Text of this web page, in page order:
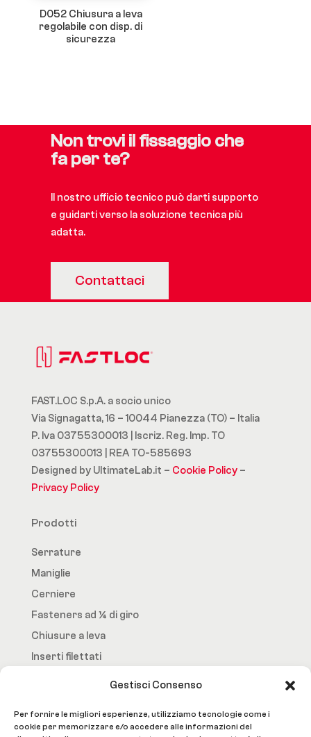
Gestisci Consenso
Per fornire le migliori esperienze, utilizziamo tecnologie come i
cookie per memorizzare e/o accedere alle informazioni del
D052 Chiusura a leva
regolabile con disp. di
sicurezza
Non trovi il fissaggio che
fa per te?
Il nostro ufficio tecnico può darti supporto
e guidarti verso la soluzione tecnica più
adatta.
Contattaci
FAST.LOC S.p.A. a socio unico
Via Signagatta, 16 – 10044 Pianezza (TO) – Italia
P. Iva 03755300013 | Iscriz. Reg. Imp. TO
03755300013 | REA TO-585693
Designed by UltimateLab.it – Cookie Policy–
Privacy Policy
Prodotti
Serrature
Maniglie
Cerniere
Fasteners ad ¼ di giro
Chiusure a leva
Inserti filettati
Home Page